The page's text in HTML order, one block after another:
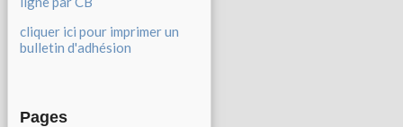
cliquer ici pour imprimer un
bulletin d'adhésion
Pages